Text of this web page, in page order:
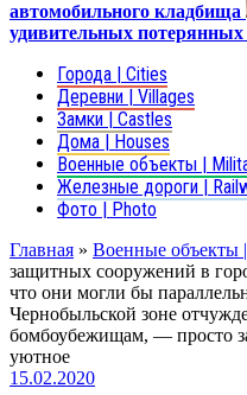
автомобильного кладбища
удивительных потерянных
Города | Cities
Деревни | Villages
Замки | Castles
Дома | Houses
Военные объекты |
Железные дороги |
Фото | Photo
Главная » Военные объекты
защитных сооружений в
что они могли бы
Чернобыльской зоне
бомбоубежищам, — просто
уютное
15.02.2020